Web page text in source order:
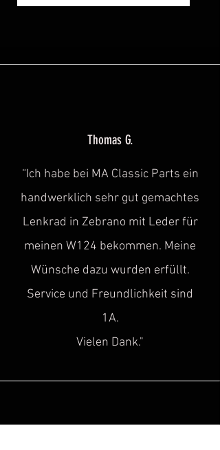
Thomas G.
“Ich habe bei MA Classic Parts ein
handwerklich sehr gut gemachtes
Lenkrad in Zebrano mit Leder für
meinen W124 bekommen. Meine
Wünsche dazu wurden erfüllt.
Service und Freundlichkeit sind
1A.
Vielen Dank."